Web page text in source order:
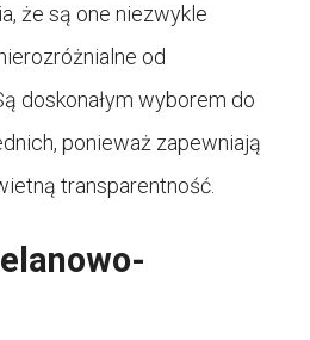
że są one niezwykle
od
doskonałym wyborem do
ponieważ zapewniają
transparentność.